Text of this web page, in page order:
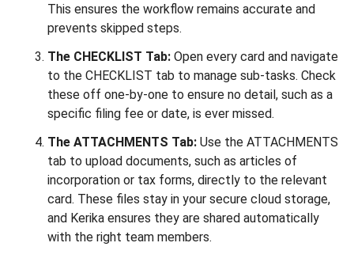
This ensures the workflow remains accurate and
prevents skipped steps.
The CHECKLIST Tab: Open every card and navigate
to the CHECKLIST tab to manage sub-tasks. Check
these off one-by-one to ensure no detail, such as a
specific filing fee or date, is ever missed.
The ATTACHMENTS Tab: Use the ATTACHMENTS
tab to upload documents, such as articles of
incorporation or tax forms, directly to the relevant
card. These files stay in your secure cloud storage,
and Kerika ensures they are shared automatically
with the right team members.